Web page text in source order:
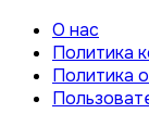
О нас
Политика
Политика